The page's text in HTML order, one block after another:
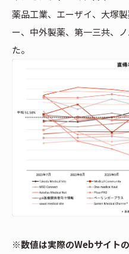
薬品工業、エーザイ、大塚
ー、中外製薬、第一三共、
た。
※数値は実際のWebサイト